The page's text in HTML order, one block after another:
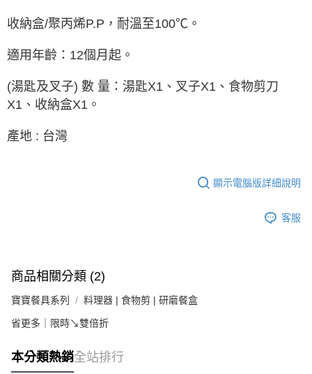
收納盒/聚丙烯P.P，耐溫至100℃。
適用年齡：12個月起。
(湯匙及叉子) 數 量：湯匙X1、叉子X1、食物剪刀
X1、收納盒X1。
產地 : 台灣
顯示電腦版詳細說明
客服
商品相關分類 (2)
寶寶餐具系列 料理器 | 食物剪 | 研磨餐盒
省更多｜限時↘雙倍折
本分類熱銷全站排行